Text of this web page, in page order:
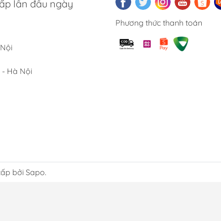
dòng máy pha cà phê cao cấp còn đi kèm chế độ tạo bọt
ích khi chọn mua sản phẩm
sách giá & ưu đãi cạnh tranh
hỗ trợ tư vấn lựa chọn sản phẩm phù hợp nhu cầu,
dòng. Đội ngũ nhân viên đã phục vụ hơn 5.000 khách
lần đầu ngày
- Hà Nội
Phương thức thanh toán
bởi Sapo.